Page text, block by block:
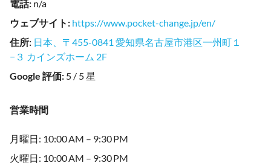
電話: n/a
ウェブサイト : https://www.pocket-change.jp/en/
住所: 日本、〒455-0841 愛知県名古屋市港区一州町１
−３ カインズホーム 2F
Google 評価: 5 / 5 星
営業時間
月曜日: 10:00 AM – 9:30 PM
火曜日: 10:00 AM – 9:30 PM